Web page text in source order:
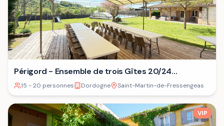
Périgord - Ensemble de trois Gîtes 20/24
personnes⁷
15 - 20 personnes Dordogne Saint-Martin-de-Fressengeas
VIP